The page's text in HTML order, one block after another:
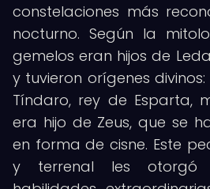
constelaciones más
nocturno. Según la
gemelos eran hijos de
y tuvieron orígenes
Tíndaro, rey de Esparta,
era hijo de Zeus, que se
en forma de cisne. Este
y terrenal les otorgó